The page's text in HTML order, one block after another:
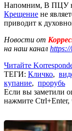
Напомним, В ПЦУ
Крещение не
приводит к
Новости от
на наш канал
Читайте
ТЕГИ: Кличко,
купание, прорубь
Если вы заметили
нажмите Ctrl+Enter,